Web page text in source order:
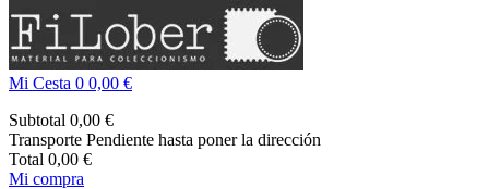
Mi Cesta 0 0,00 €
Subtotal 0,00 €
Transporte Pendiente hasta poner la dirección
Total 0,00 €
Mi compra